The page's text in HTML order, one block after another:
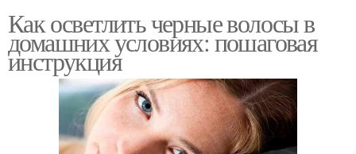
Как осветлить черные волосы в
домашних условиях: пошаговая
инструкция